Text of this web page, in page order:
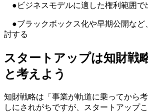
●ビジネスモデルに適した権利範囲で
●ブラックボックス化や早期公開など
討する
スタートアップは知財戦
と考えよう
知財戦略は「事業が軌道に乗ってから
しにされがちですが、スタートアップ